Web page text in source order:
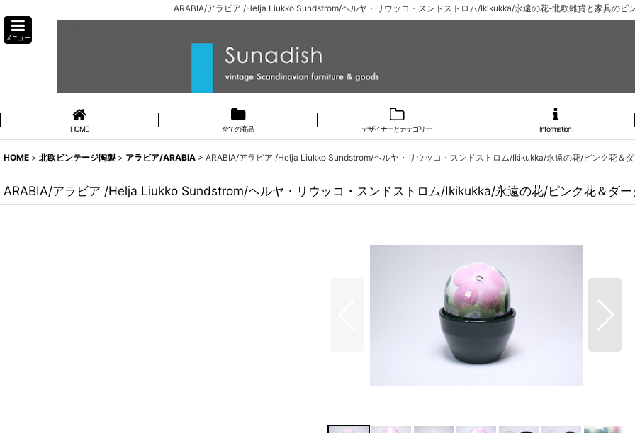
ARABIA/アラビア /Helja Liukko Sundstrom/ヘルヤ・リウッコ・スンドストロム/Ikikukka/永遠の花-北欧雑貨と家具のビ
メニュー
HOME 全ての商品 デザイナーとカテゴリー Information
HOME > 北欧ビンテージ陶製 > アラビア/ARABIA > ARABIA/アラビア /Helja Liukko Sundstrom/ヘルヤ・リウッコ・スンドストロム/Ikikukka/永遠の花/ピンク花＆
ARABIA/アラビア /Helja Liukko Sundstrom/ヘルヤ・リウッコ・スンドストロム/Ikikukka/永遠の花/ピンク花＆ダ